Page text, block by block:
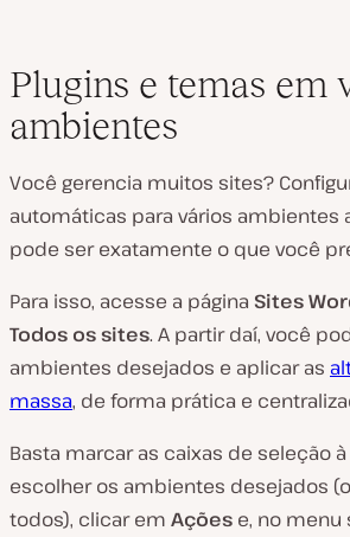
Plugins e temas em
ambientes
Você gerencia muitos sites?
automáticas para vários
pode ser exatamente o que você
Para isso, acesse a página Sites
Todos os sites. A partir daí, você
ambientes desejados e aplicar as
massa, de forma prática e
Basta marcar as caixas de seleção
escolher os ambientes desejados
todos), clicar em Ações e, no menu